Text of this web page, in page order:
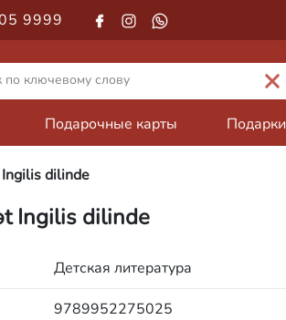
9999
Подарочные карты Подарки
dilinde
Ingilis dilinde
Детская литература
9789952275025